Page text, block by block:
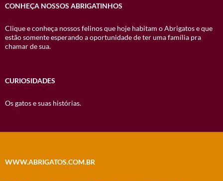
CONHEÇA NOSSOS ABRIGATINHOS
Clique e conheça nossos felinos que hoje habitam o Abrigatos e que
estão somente esperando a oportunidade de ter uma família pra
chamar de sua.
CURIOSIDADES
Os gatos e suas histórias.
WWW.ABRIGATOS.COM.BR